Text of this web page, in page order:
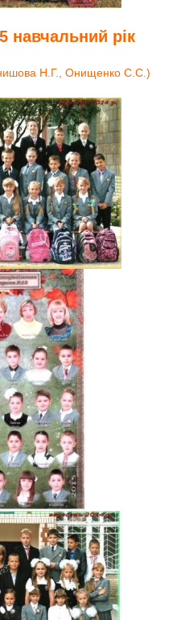
навчальний рік
Н.Г., Онищенко С.С.)